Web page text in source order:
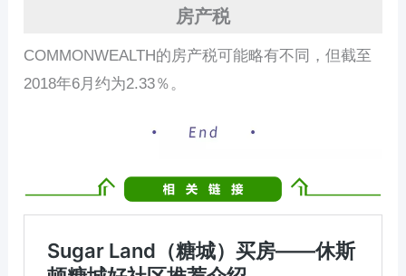
房产税
COMMONWEALTH的房产税可能略有不同，但截至
2018年6月约为2.33％。